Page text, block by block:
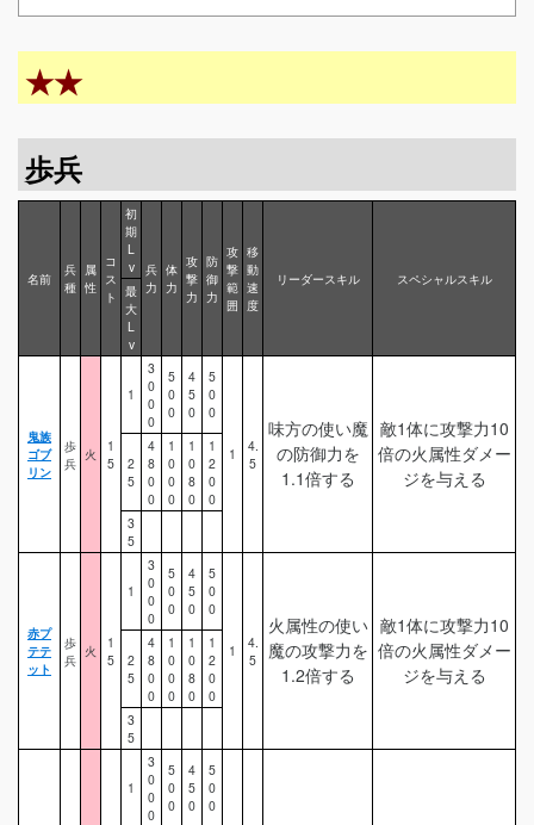
★★
歩兵
名前
兵
種
属
性
コ
ス
ト
初
期
L
v
兵
力
体
力
攻
撃
力
防
御
力
攻
撃
範
囲
移
動
速
度
リーダースキル スペシャルスキル
最
大
L
v
鬼族
ゴブ
リン
歩
兵
火
1
5
1
3
0
0
0
5
0
0
4
5
0
5
0
0
1
4.
5
味方の使い魔
の防御力を
1.1倍する
敵1体に攻撃力10
倍の火属性ダメー
ジを与える
2
5
4
8
0
0
1
0
0
0
1
0
8
0
1
2
0
0
3
5
赤プ
テテ
ット
歩
兵
火
1
5
1
3
0
0
0
5
0
0
4
5
0
5
0
0
1
4.
5
火属性の使い
魔の攻撃力を
1.2倍する
敵1体に攻撃力10
倍の火属性ダメー
ジを与える
2
5
4
8
0
0
1
0
0
0
1
0
8
0
1
2
0
0
3
5
1
3
0
0
0
5
0
0
4
5
0
5
0
0